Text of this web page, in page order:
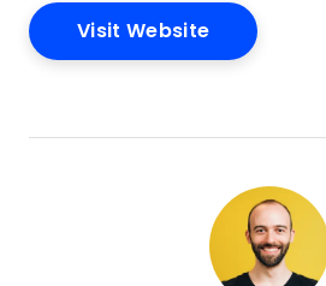
Visit WebsiteOpens New